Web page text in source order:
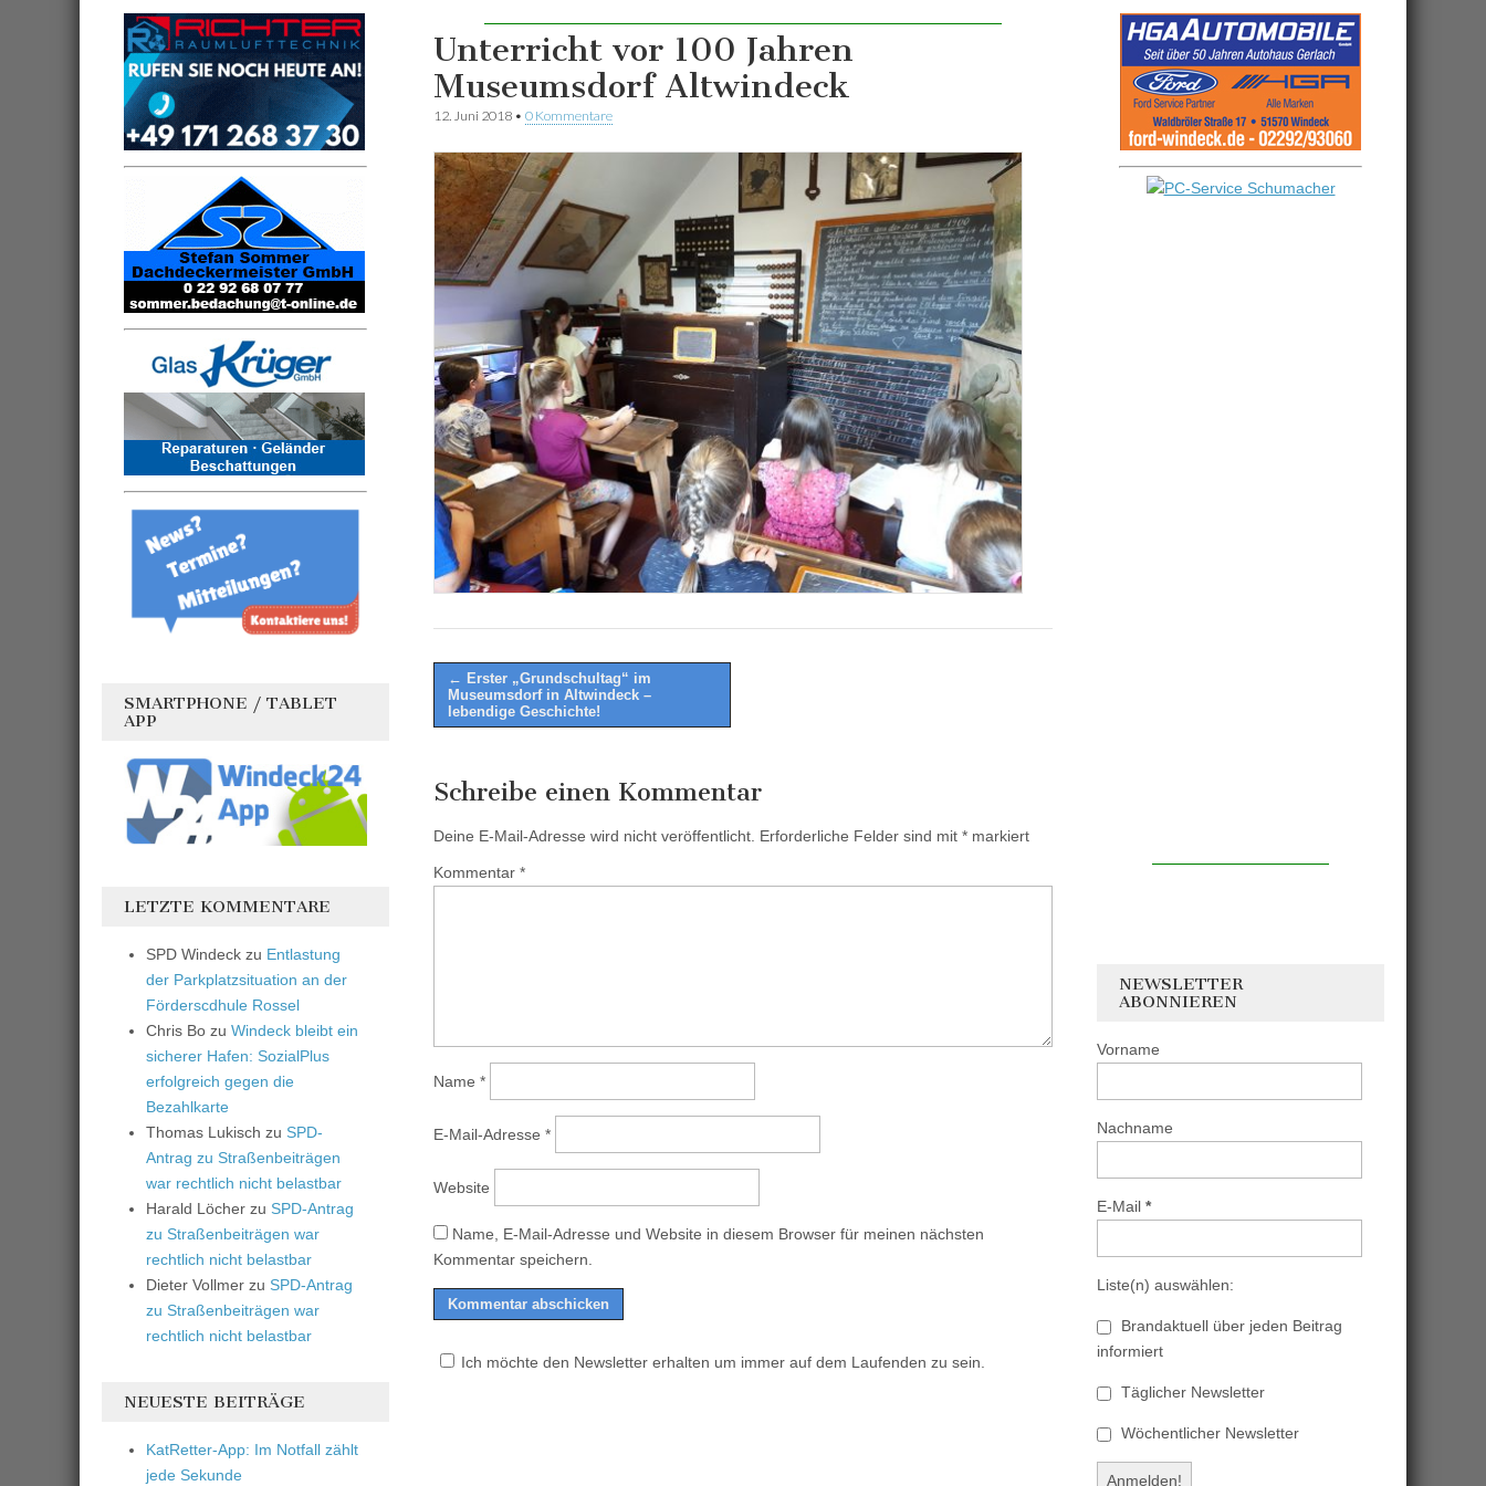
Unterricht vor 100 Jahren
Museumsdorf Altwindeck
12. Juni 2018 • 0 Kommentare
Post
navigation
← Erster „Grundschultag“ im
Museumsdorf in Altwindeck –
lebendige Geschichte!
Schreibe einen Kommentar
Deine E-Mail-Adresse wird nicht veröffentlicht. Erforderliche Felder sind mit * markiert
Kommentar *
Name *
E-Mail-Adresse *
Website
Name, E-Mail-Adresse und Website in diesem Browser für meinen nächsten
Kommentar speichern.
Ich möchte den Newsletter erhalten um immer auf dem Laufenden zu sein.
SMARTPHONE / TABLET
APP
LETZTE KOMMENTARE
SPD Windeck zu Entlastung
der Parkplatzsituation an der
Förderscdhule Rossel
Chris Bo zu Windeck bleibt ein
sicherer Hafen: SozialPlus
erfolgreich gegen die
Bezahlkarte
Thomas Lukisch zu SPD-
Antrag zu Straßenbeiträgen
war rechtlich nicht belastbar
Harald Löcher zu SPD-Antrag
zu Straßenbeiträgen war
rechtlich nicht belastbar
Dieter Vollmer zu SPD-Antrag
zu Straßenbeiträgen war
rechtlich nicht belastbar
NEUESTE BEITRÄGE
KatRetter-App: Im Notfall zählt
jede Sekunde
NEWSLETTER
ABONNIEREN
Vorname
Nachname
E-Mail *
Liste(n) auswählen:
Brandaktuell über jeden Beitrag
informiert
Täglicher Newsletter
Wöchentlicher Newsletter